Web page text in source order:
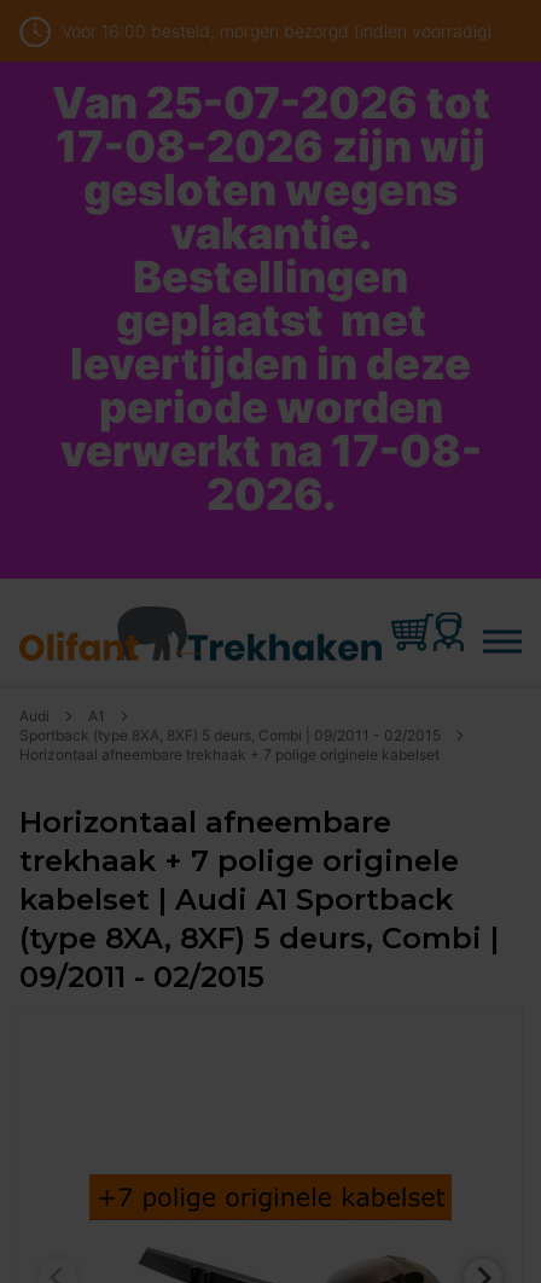
Voor 16:00 besteld, morgen bezorgd (indien voorradig)
Van 25-07-2026 tot
17-08-2026 zijn wij
gesloten wegens
vakantie.
Bestellingen
geplaatst met
levertijden in deze
periode worden
verwerkt na 17-08-
2026.
Audi
A1
Sportback (type 8XA, 8XF) 5 deurs, Combi | 09/2011 - 02/2015
Horizontaal afneembare trekhaak + 7 polige originele kabelset
Horizontaal afneembare
trekhaak + 7 polige originele
kabelset | Audi A1 Sportback
(type 8XA, 8XF) 5 deurs, Combi |
09/2011 - 02/2015